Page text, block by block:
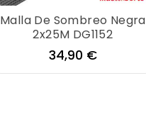
Malla De Sombreo Negra
2x25M DG1152
Precio
34,90 €